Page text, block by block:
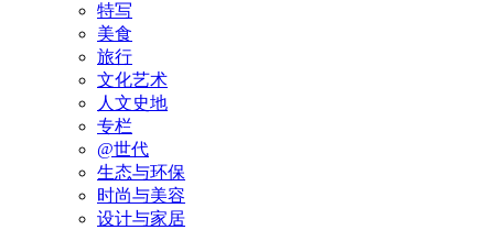
特写
美食
旅行
文化艺术
人文史地
专栏
@世代
生态与环保
时尚与美容
设计与家居